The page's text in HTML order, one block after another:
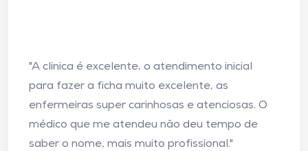
"A clinica é excelente, o atendimento inicial
para fazer a ficha muito excelente, as
enfermeiras super carinhosas e atenciosas. O
médico que me atendeu não deu tempo de
saber o nome, mais muito profissional."